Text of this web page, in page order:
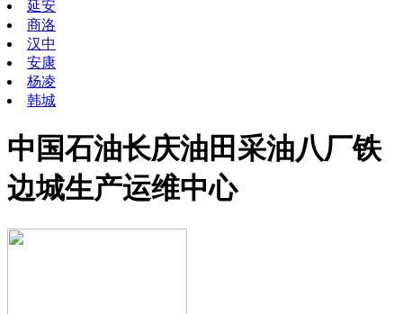
延安
商洛
汉中
安康
杨凌
韩城
中国石油长庆油田采油八厂铁
边城生产运维中心